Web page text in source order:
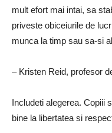
mult efort mai intai, sa
priveste obiceiurile de
munca la timp sau sa-si
– Kristen Reid, profesor
Includeti alegerea. Copiii
bine la libertatea si